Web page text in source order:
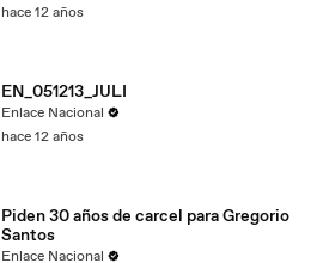
hace 12 años
EN_051213_JULI
Enlace Nacional
hace 12 años
Piden 30 años de carcel para Gregorio
Santos
Enlace Nacional